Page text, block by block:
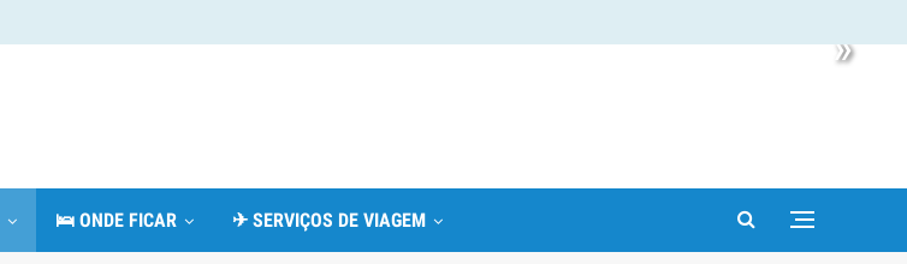
»
🛌 ONDE FICAR ✈ SERVIÇOS DE VIAGEM